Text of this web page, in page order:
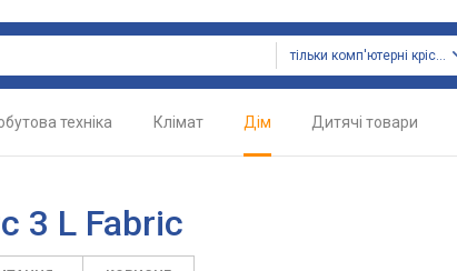
тільки комп'ютерні крісла
техніка Клімат Дім Дитячі товари
3 L Fabric